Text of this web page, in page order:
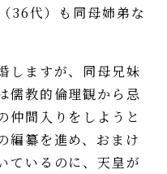
36代）も同母姉弟な
しますが、同母兄妹
儒教的倫理観から忌
仲間入りをしようと
編纂を進め、おまけ
ているのに、天皇が